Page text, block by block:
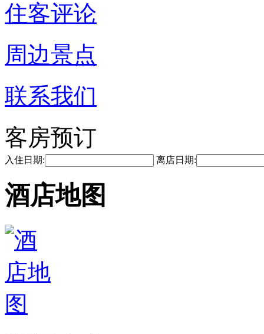
住客评论
周边景点
联系我们
客房预订
入住日期: 离店日期:
酒店地图